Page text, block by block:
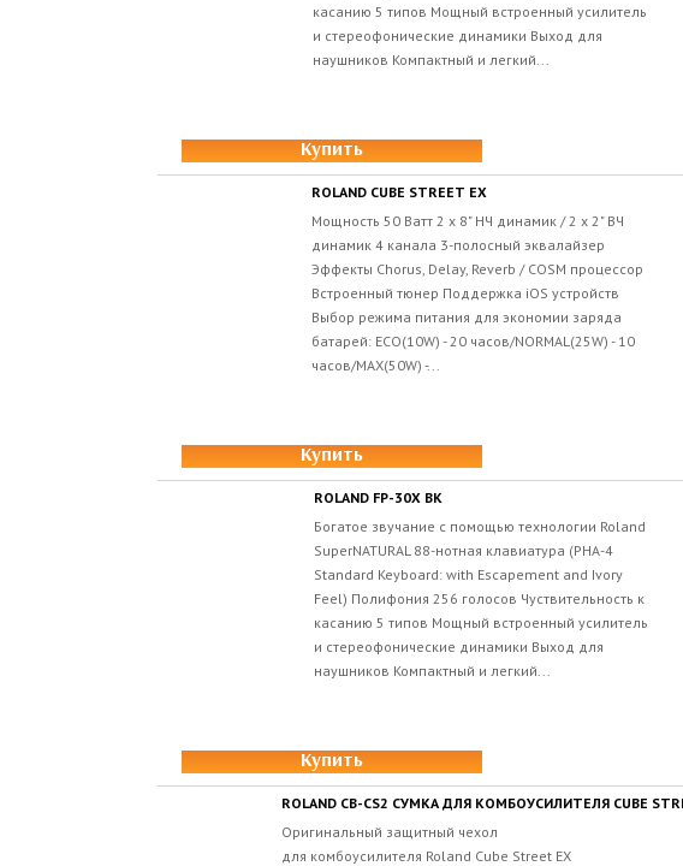
касанию 5 типов Мощный встроенный усилитель
и стереофонические динамики Выход для
наушников Компактный и легкий...
Купить
ROLAND CUBE STREET EX
Мощность 50 Ватт 2 x 8" НЧ динамик / 2 x 2" ВЧ
динамик 4 канала 3-полосный эквалайзер
Эффекты Chorus, Delay, Reverb / COSM процессор
Встроенный тюнер Поддержка iOS устройств
Выбор режима питания для экономии заряда
батарей: ECO(10W) - 20 часов/NORMAL(25W) - 10
часов/MAX(50W) -...
Купить
ROLAND FP-30X BK
Богатое звучание с помощью технологии Roland
SuperNATURAL 88-нотная клавиатура (PHA-4
Standard Keyboard: with Escapement and Ivory
Feel) Полифония 256 голосов Чуствительность к
касанию 5 типов Мощный встроенный усилитель
и стереофонические динамики Выход для
наушников Компактный и легкий...
Купить
Оригинальный защитный чехол
для комбоусилителя Roland Cube Street EX